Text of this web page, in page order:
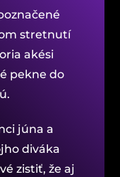
stretnutí
akési
pekne do
júna a
diváka
zistiť, že aj